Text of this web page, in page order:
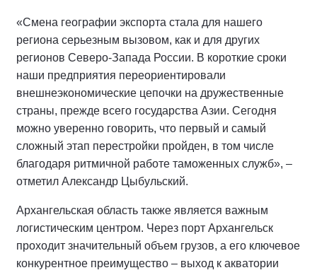
«Смена географии экспорта стала для нашего
региона серьезным вызовом, как и для других
регионов Северо-Запада России. В короткие сроки
наши предприятия переориентировали
внешнеэкономические цепочки на дружественные
страны, прежде всего государства Азии. Сегодня
можно уверенно говорить, что первый и самый
сложный этап перестройки пройден, в том числе
благодаря ритмичной работе таможенных служб», –
отметил Александр Цыбульский.
Архангельская область также является важным
логистическим центром. Через порт Архангельск
проходит значительный объем грузов, а его ключевое
конкурентное преимущество – выход к акватории